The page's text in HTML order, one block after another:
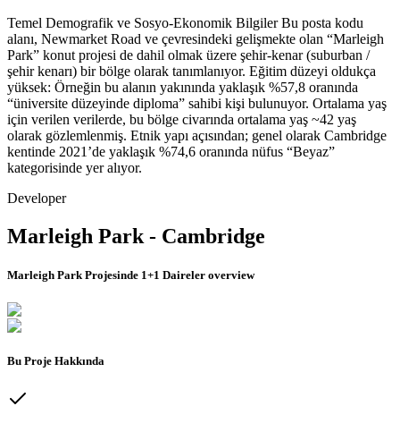
Temel Demografik ve Sosyo-Ekonomik Bilgiler Bu posta kodu
alanı, Newmarket Road ve çevresindeki gelişmekte olan “Marleigh
Park” konut projesi de dahil olmak üzere şehir-kenar (suburban /
şehir kenarı) bir bölge olarak tanımlanıyor. Eğitim düzeyi oldukça
yüksek: Örneğin bu alanın yakınında yaklaşık %57,8 oranında
“üniversite düzeyinde diploma” sahibi kişi bulunuyor. Ortalama yaş
için verilen verilerde, bu bölge civarında ortalama yaş ~42 yaş
olarak gözlemlenmiş. Etnik yapı açısından; genel olarak Cambridge
kentinde 2021’de yaklaşık %74,6 oranında nüfus “Beyaz”
kategorisinde yer alıyor.
Developer
Marleigh Park - Cambridge
Marleigh Park Projesinde 1+1 Daireler overview
Bu Proje Hakkında